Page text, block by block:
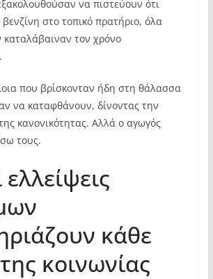
να πιστεύουν ότι
στο τοπικό πρατήριο, όλα
καταλάβαιναν τον χρόνο
που βρίσκονταν ήδη στη θάλασσα
να καταφθάνουν, δίνοντας την
κανονικότητας. Αλλά ο αγωγός
τους.
κάθε
κοινωνίας